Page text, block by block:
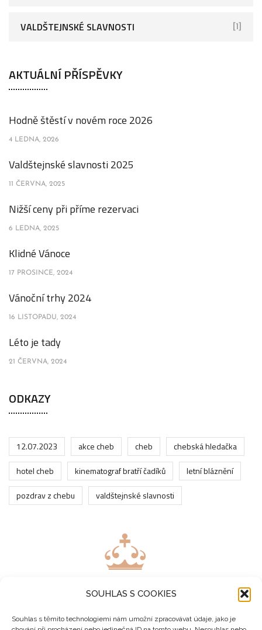
SOUHLAS S COOKIES
Souhlas s těmito technologiemi nám umožní zpracovávat údaje, jako je
VALDŠTEJNSKÉ SLAVNOSTI [1]
AKTUÁLNÍ PŘÍSPĚVKY
Hodně štěstí v novém roce 2026
4 LEDNA, 2026
Valdštejnské slavnosti 2025
11 ČERVNA, 2025
Nižší ceny při příme rezervaci
6 LEDNA, 2025
Klidné Vánoce
17 PROSINCE, 2024
Vánoční trhy 2024
16 LISTOPADU, 2024
Léto je tady
21 ČERVNA, 2024
ODKAZY
12.07.2023 akce cheb cheb
chebská hledačka
hotel cheb
kinematograf bratří čadíků
letní bláznění
pozdrav z chebu
valdštejnské slavnosti